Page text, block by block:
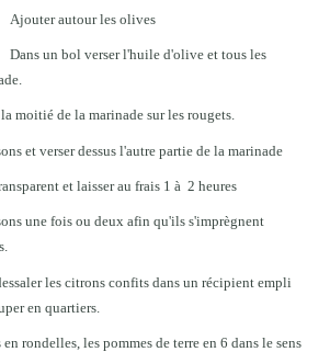
Ajouter autour les olives
Dans un bol verser l'huile d'olive et tous les
moitié de la marinade sur les rougets.
et verser dessus l'autre partie de la marinade
et laisser au frais 1 à 2 heures
une fois ou deux afin qu'ils s'imprègnent
les citrons confits dans un récipient empli
en quartiers.
rondelles, les pommes de terre en 6 dans le sens